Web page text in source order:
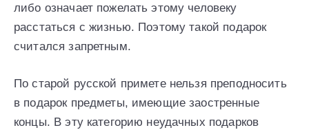
либо означает пожелать этому человеку
расстаться с жизнью. Поэтому такой подарок
считался запретным.
По старой русской примете нельзя преподносить
в подарок предметы, имеющие заостренные
концы. В эту категорию неудачных подарков